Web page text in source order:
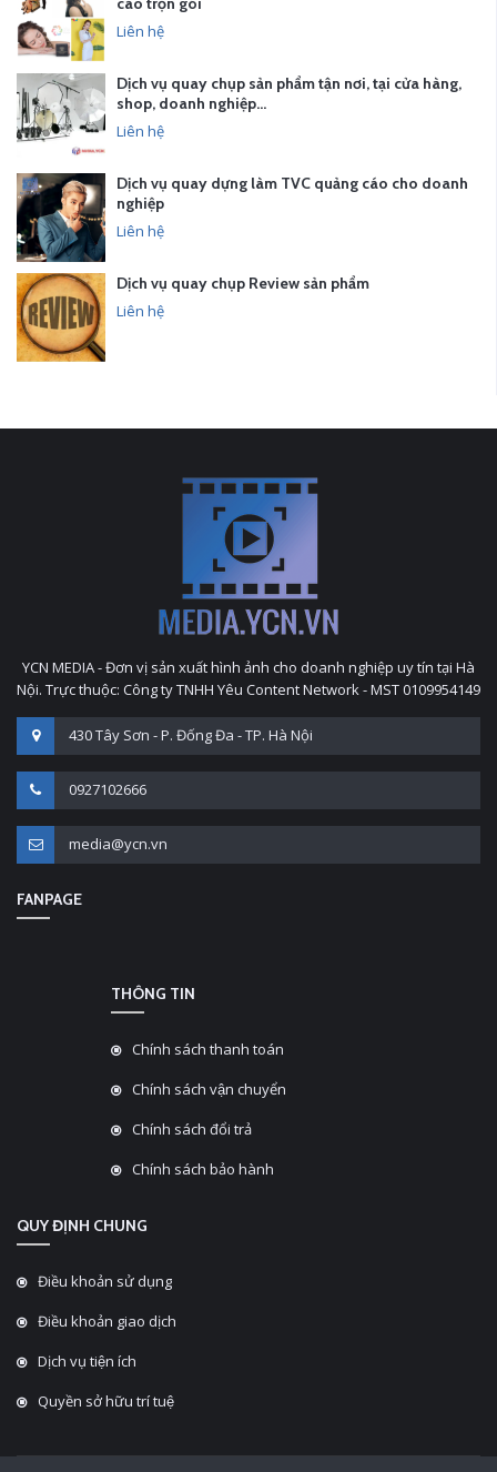
Liên hệ
Dịch vụ quay chụp sản phẩm tận nơi, tại cửa hàng,
shop, doanh nghiệp…
Liên hệ
Dịch vụ quay dựng làm TVC quảng cáo cho doanh
nghiệp
Liên hệ
Dịch vụ quay chụp Review sản phẩm
Liên hệ
YCN MEDIA - Đơn vị sản xuất hình ảnh cho doanh nghiệp uy tín tại Hà
Nội. Trực thuộc: Công ty TNHH Yêu Content Network - MST 0109954149
430 Tây Sơn - P. Đống Đa - TP. Hà Nội
0927102666
media@ycn.vn
FANPAGE
THÔNG TIN
Chính sách thanh toán
Chính sách vận chuyển
Chính sách đổi trả
Chính sách bảo hành
QUY ĐỊNH CHUNG
Điều khoản sử dụng
Điều khoản giao dịch
Dịch vụ tiện ích
Quyền sở hữu trí tuệ